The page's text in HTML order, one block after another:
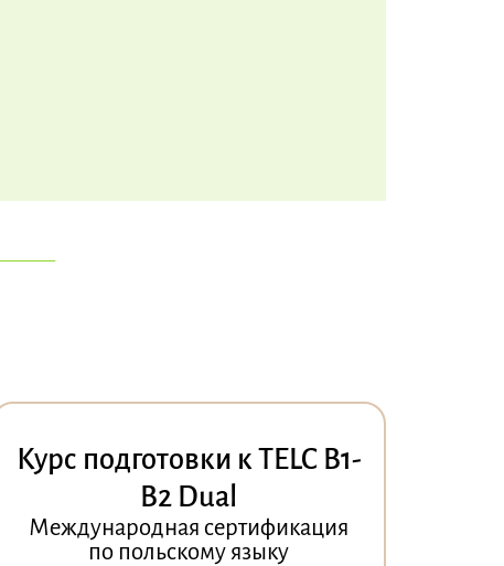
Курс подготовки к TELC B1-
B2 Dual
Международная сертификация
по польскому языку